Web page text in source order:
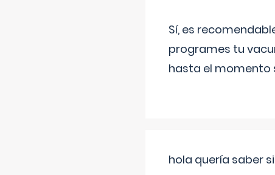
Sí, es
programes tu
hasta el momento
hola quería saber